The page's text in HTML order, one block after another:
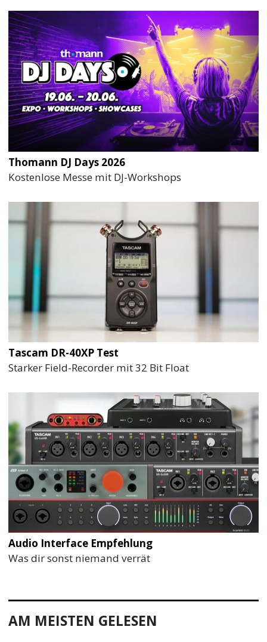
Thomann DJ Days 2026
Kostenlose Messe mit DJ-Workshops
Tascam DR-40XP Test
Starker Field-Recorder mit 32 Bit Float
Audio Interface Empfehlung
Was dir sonst niemand verrät
AM MEISTEN GELESEN